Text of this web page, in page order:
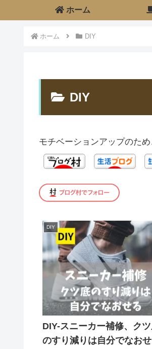
ホーム
ホーム DIY
DIY
モチベーションアップのた
DIY
DIY-スニーカー補修、ク
のすり減りは自分でなお